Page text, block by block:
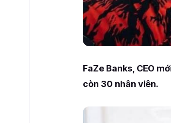
FaZe Banks, CEO
còn 30 nhân viên.